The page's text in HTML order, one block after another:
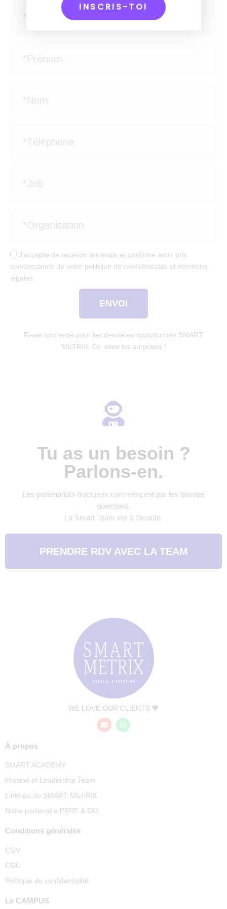
J'accepte de recevoir tes mails et confirme avoir pris
connaissance de votre politique de confidentialité et mentions
légales.
ENVOI
Reste connecté pour les dernières opportunités SMART
METRIX. On aime les surprises !
Tu as un besoin ?
Parlons-en.
Les partenariats fructueux commencent par les bonnes
questions.
La Smart Team est à l'écoute.
PRENDRE RDV AVEC LA TEAM
WE LOVE OUR CLIENTS 🧡
À propos
SMART ACADEMY
Mission et Leadership Team
Linktree de SMART METRIX
Notre partenaire PERF & GO
Conditions générales
CGV
CGU
Politique de confidentialité
Le CAMPUS
INSCRIS-TOI